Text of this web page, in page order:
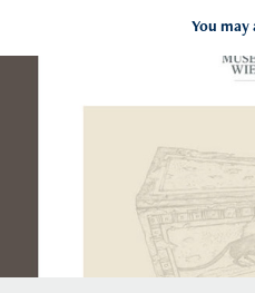
You may
Spitzmaus